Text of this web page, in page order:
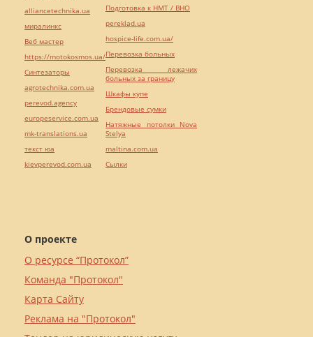
О проекте
О ресурсе “Протокол”
Команда "Протокол"
Карта Сайту
Реклама на "Протокол"
alliancetechnika.ua
миралинкс
Веб мастер
https://motokosmos.ua/
Синтезаторы
agrotechnika.com.ua
perevod.agency
europeservice.com.ua
mk-translations.ua
текст юа
kievperevod.com.ua
Подготовка к НМТ / ВНО
pereklad.ua
hospice-life.com.ua/
Перевозка больных
Перевозка лежачих
больных за границу
Шкафы купе
Брендовые сумки
Натяжные потолки Nova
Stelya
maltina.com.ua
Cылки